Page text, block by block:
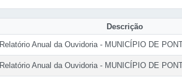
Descrição
Relatório Anual da Ouvidoria - MUNICÍPIO DE
Relatório Anual da Ouvidoria - MUNICÍPIO DE